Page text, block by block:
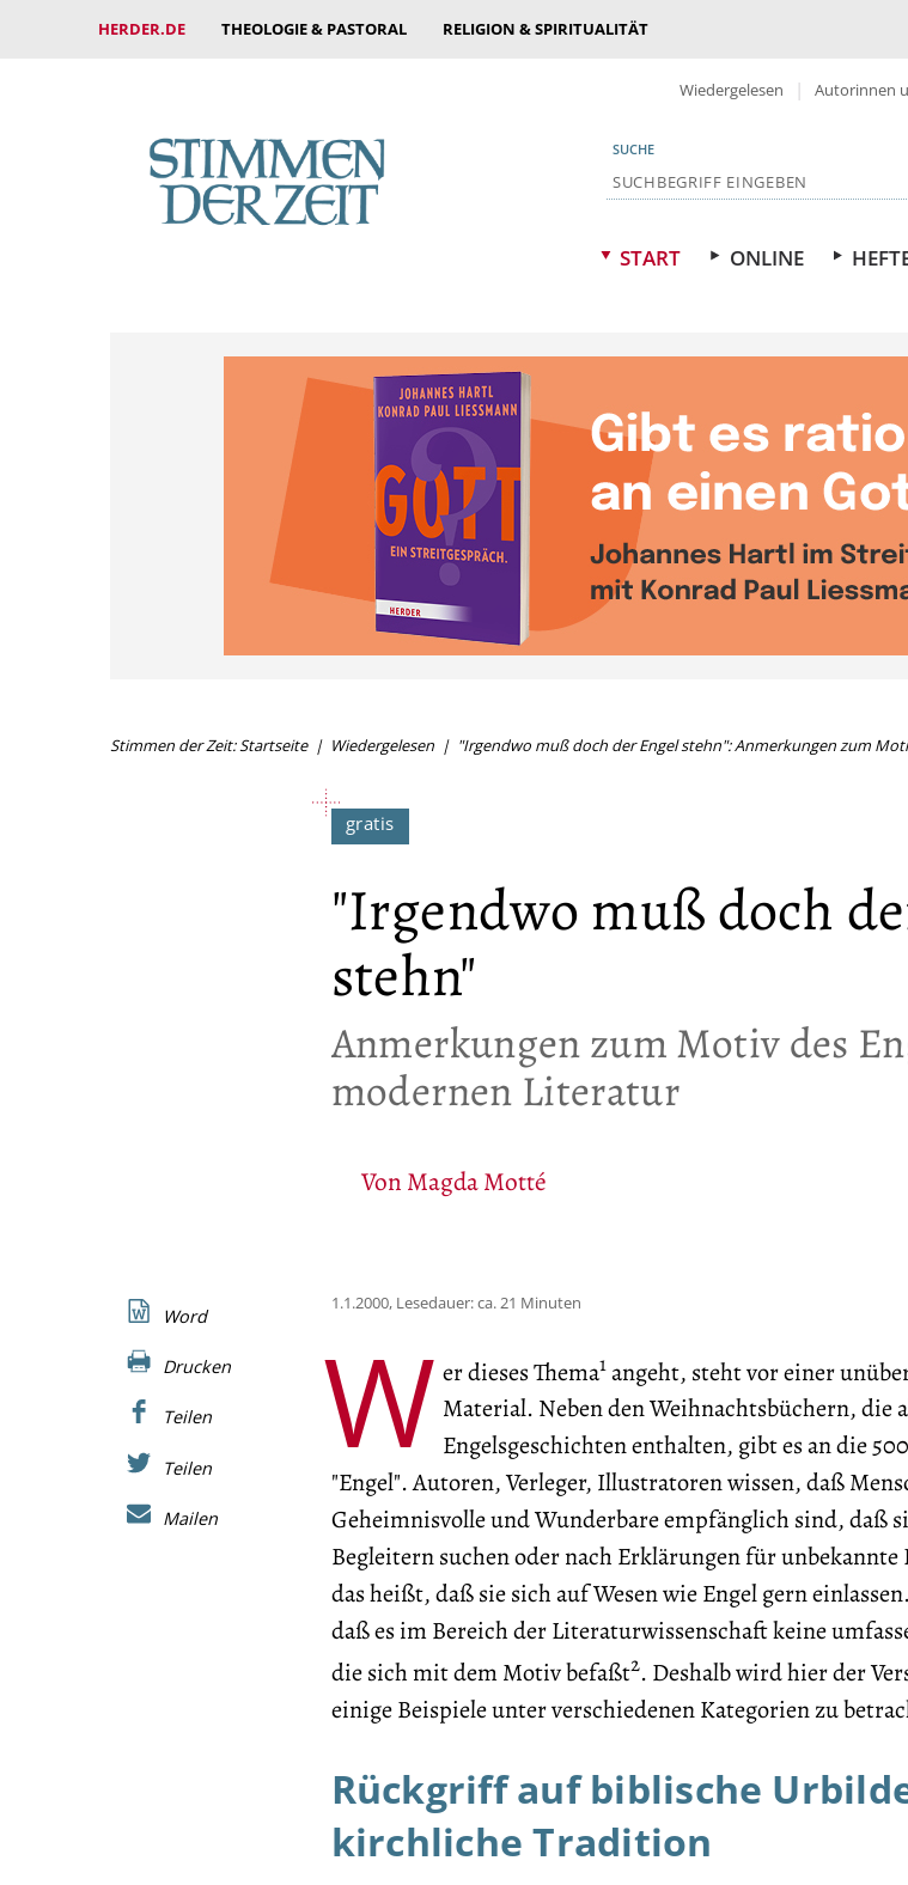
HERDER.DE THEOLOGIE & PASTORAL RELIGION & SPIRITUALITÄT
Wiedergelesen Autorinnen
SUCHE
START ONLINE
Stimmen der Zeit: Startseite Wiedergelesen "Irgendwo muß doch der Engel stehn": Anmerkungen zum
"Irgendwo muß doch
stehn"
:
Anmerkungen zum Motiv des
modernen Literatur
Von Magda Motté
1.1.2000, Lesedauer: ca. 21 Minuten
W er dieses Thema1angeht, steht vor einer
Material. Neben den Weihnachtsbüchern, die
Engelsgeschichten enthalten, gibt es an die
"Engel". Autoren, Verleger, Illustratoren wissen, daß
Geheimnisvolle und Wunderbare empfänglich sind, daß
Begleitern suchen oder nach Erklärungen für unbekannte
das heißt, daß sie sich auf Wesen wie Engel gern
daß es im Bereich der Literaturwissenschaft keine
die sich mit dem Motiv befaßt2. Deshalb wird hier der
einige Beispiele unter verschiedenen Kategorien zu
Rückgriff auf biblische
kirchliche Tradition
Word
Drucken
Teilen
Teilen
Mailen